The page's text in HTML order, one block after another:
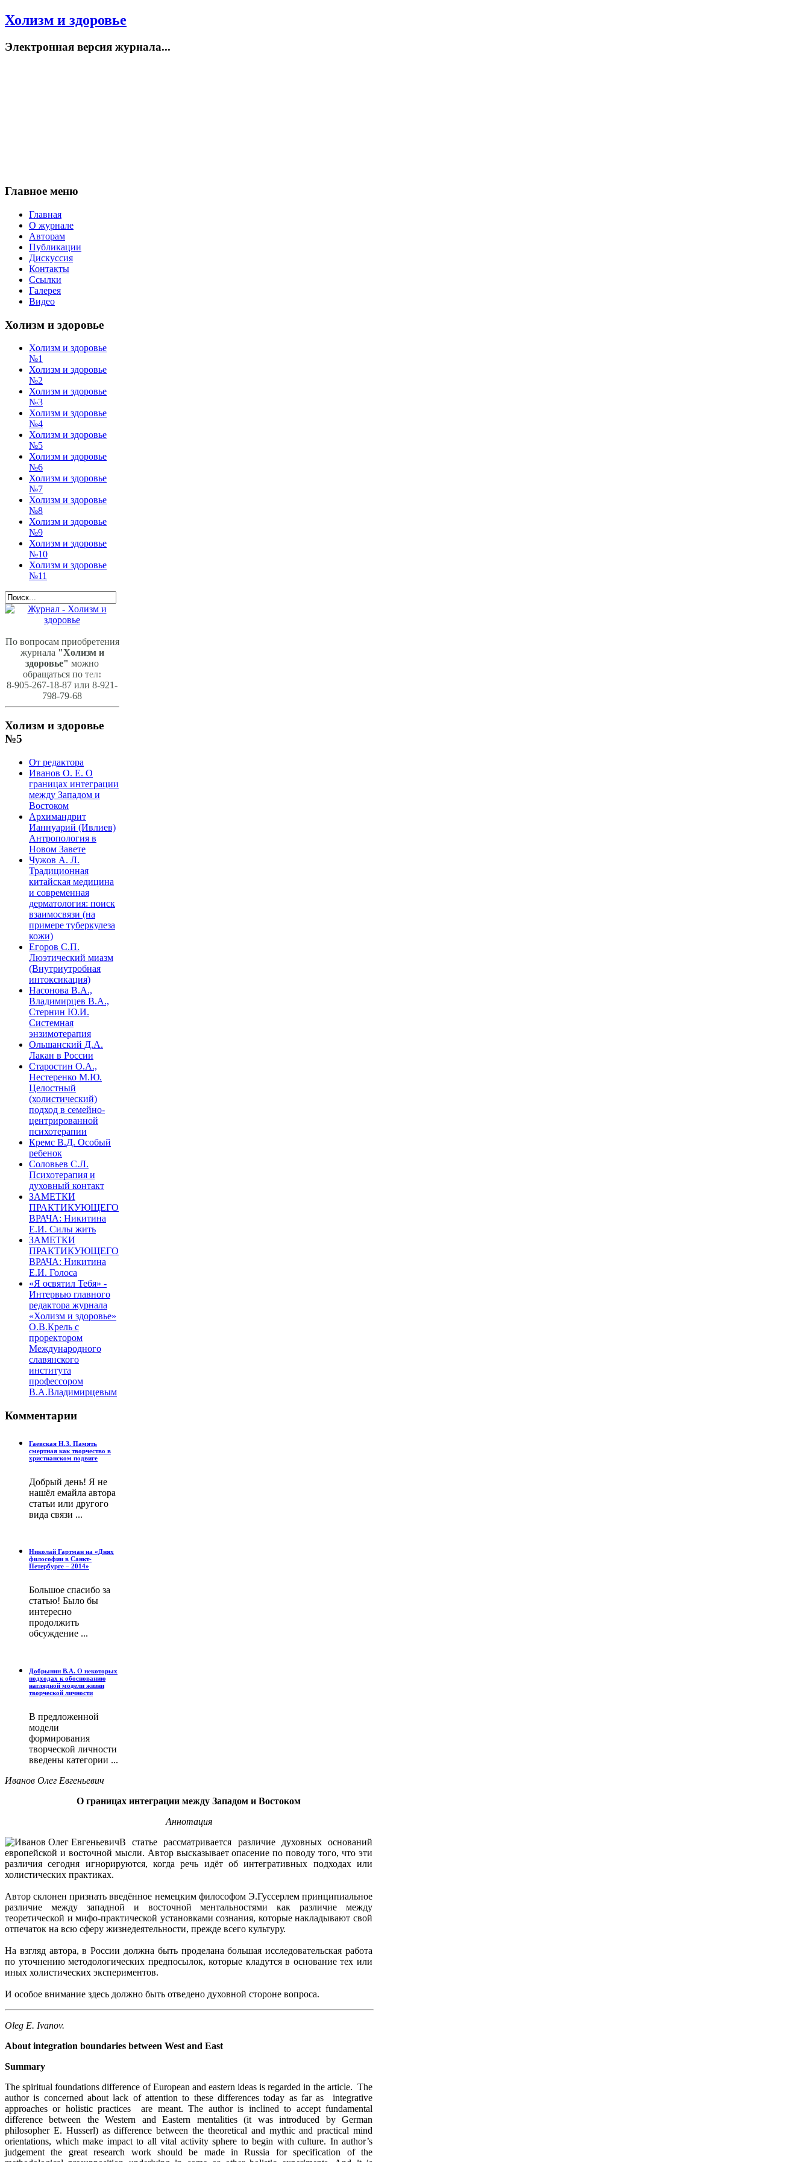
Холизм и здоровье
Электронная версия журнала...
Главное меню
Главная
О журнале
Авторам
Публикации
Дискуссия
Контакты
Ссылки
Галерея
Видео
Холизм и здоровье
Холизм и здоровье
№1
Холизм и здоровье
№2
Холизм и здоровье
№3
Холизм и здоровье
№4
Холизм и здоровье
№5
Холизм и здоровье
№6
Холизм и здоровье
№7
Холизм и здоровье
№8
Холизм и здоровье
№9
Холизм и здоровье
№10
Холизм и здоровье
№11
По вопросам приобретения
журнала "Холизм и
здоровье" можно
обращаться по тел:
8-905-267-18-87 или 8-921-
798-79-68
Холизм и здоровье
№5
От редактора
Иванов О. Е. О
границах интеграции
между Западом и
Востоком
Архимандрит
Ианнуарий (Ивлиев)
Антропология в
Новом Завете
Чужов А. Л.
Традиционная
китайская медицина
и современная
дерматология: поиск
взаимосвязи (на
примере туберкулеза
кожи)
Егоров С.П.
Люэтический миазм
(Внутриутробная
интоксикация)
Насонова В.А.,
Владимирцев В.А.,
Стернин Ю.И.
Системная
энзимотерапия
Ольшанский Д.А.
Лакан в России
Старостин О.А.,
Нестеренко М.Ю.
Целостный
(холистический)
подход в семейно-
центрированной
психотерапии
Кремс В.Д. Особый
ребенок
Соловьев С.Л.
Психотерапия и
духовный контакт
ЗАМЕТКИ
ПРАКТИКУЮЩЕГО
ВРАЧА: Никитина
Е.И. Силы жить
ЗАМЕТКИ
ПРАКТИКУЮЩЕГО
ВРАЧА: Никитина
Е.И. Голоса
«Я освятил Тебя» -
Интервью главного
редактора журнала
«Холизм и здоровье»
О.В.Крель с
проректором
Международного
славянского
института
профессором
В.А.Владимирцевым
Комментарии
Гаевская Н.З. Память
смертная как творчество в
христианском подвиге
Добрый день! Я не
нашёл емайла автора
статьи или другого
вида связи ...
Николай Гартман на «Днях
философии в Санкт-
Петербурге – 2014»
Большое спасибо за
статью! Было бы
интересно
продолжить
обсуждение ...
Добрынин В.А. О некоторых
подходах к обоснованию
наглядной модели жизни
творческой личности
В предложенной
модели
формирования
творческой личности
введены категории ...
Иванов Олег Евгеньевич
О границах интеграции между Западом и Востоком
Аннотация
В статье рассматривается различие духовных оснований
европейской и восточной мысли. Автор высказывает опасение по поводу того, что эти
различия сегодня игнорируются, когда речь идёт об интегративных подходах или
холистических практиках.
Автор склонен признать введённое немецким философом Э.Гуссерлем принципиальное
различие между западной и восточной ментальностями как различие между
теоретической и мифо-практической установками сознания, которые накладывают свой
отпечаток на всю сферу жизнедеятельности, прежде всего культуру.
На взгляд автора, в России должна быть проделана большая исследовательская работа
по уточнению методологических предпосылок, которые кладутся в основание тех или
иных холистических экспериментов.
И особое внимание здесь должно быть отведено духовной стороне вопроса.
Oleg E. Ivanov.
About integration boundaries between West and East
Summary
The spiritual foundations difference of European and eastern ideas is regarded in the article. The
author is concerned about lack of attention to these differences today as far as integrative
approaches or holistic practices are meant. The author is inclined to accept fundamental
difference between the Western and Eastern mentalities (it was introduced by German
philosopher E. Husserl) as difference between the theoretical and mythic and practical mind
orientations, which make impact to all vital activity sphere to begin with culture. In author’s
judgement the great research work should be made in Russia for specification of the